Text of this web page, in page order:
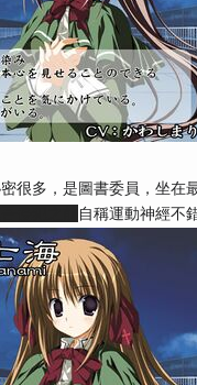
很多，是圖書委員，坐在
自稱運動神經不